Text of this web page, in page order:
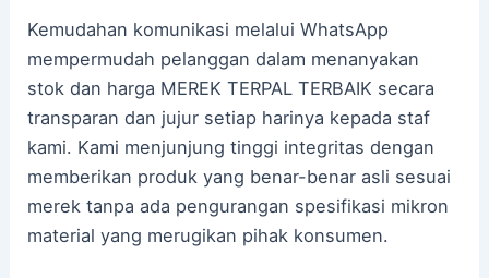
Kemudahan komunikasi melalui WhatsApp
mempermudah pelanggan dalam menanyakan
stok dan harga MEREK TERPAL TERBAIK secara
transparan dan jujur setiap harinya kepada staf
kami. Kami menjunjung tinggi integritas dengan
memberikan produk yang benar-benar asli sesuai
merek tanpa ada pengurangan spesifikasi mikron
material yang merugikan pihak konsumen.